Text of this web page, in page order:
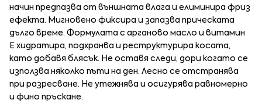
начин предпазва от външната влага и елиминира фриз
ефекта. Мигновено фиксира и запазва прическата
дълго време. Формулата с арганово масло и витамин
Е хидратира, подхранва и реструктурира косата,
като добавя блясък. Не оставя следи, дори когато се
използва няколко пъти на ден. Лесно се отстранява
при разресване. Не утежнява и осигурява равномерно
и фино пръскане.